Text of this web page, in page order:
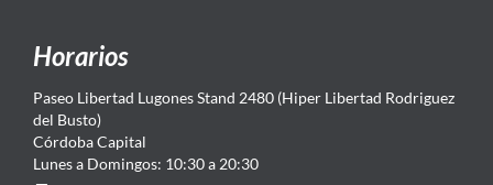
Horarios
Paseo Libertad Lugones Stand 2480 (Hiper Libertad Rodriguez
del Busto)
Córdoba Capital
Lunes a Domingos: 10:30 a 20:30